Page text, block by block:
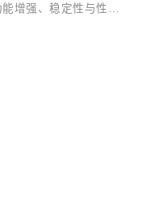
增强、稳定性与性能
在行业前沿。 01. 公
WebCodecs ...